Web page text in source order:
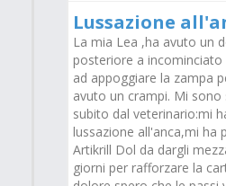
Lussazione
La mia Lea ,ha avuto un
posteriore a incominciato
ad appoggiare la zampa
avuto un crampi. Mi
subito dal veterinario:mi
lussazione all'anca,mi ha
Artikrill Dol da dargli
giorni per rafforzare la